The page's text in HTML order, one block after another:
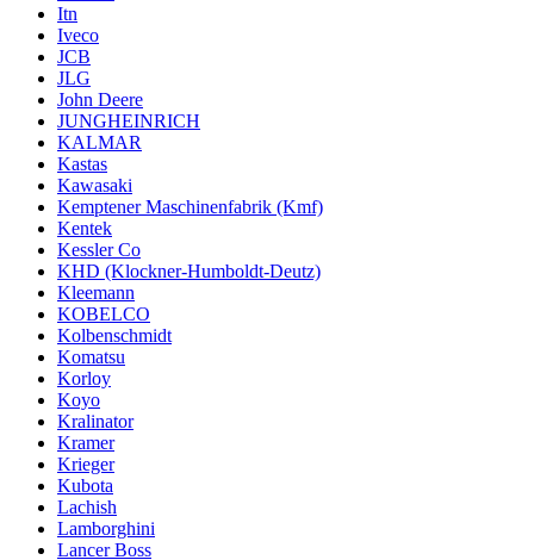
Itn
Iveco
JCB
JLG
John Deere
JUNGHEINRICH
KALMAR
Kastas
Kawasaki
Kemptener Maschinenfabrik (Kmf)
Kentek
Kessler Co
KHD (Klockner-Humboldt-Deutz)
Kleemann
KOBELCO
Kolbenschmidt
Komatsu
Korloy
Koyo
Kralinator
Kramer
Krieger
Kubota
Lachish
Lamborghini
Lancer Boss